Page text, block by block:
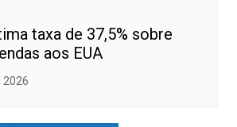
taxa de 37,5% sobre
aos EUA
2026